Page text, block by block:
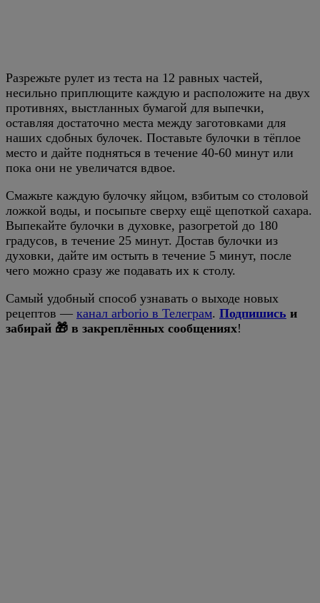
Разрежьте рулет из теста на 12 равных частей,
несильно приплющите каждую и расположите на двух
противнях, выстланных бумагой для выпечки,
оставляя достаточно места между заготовками для
наших сдобных булочек. Поставьте булочки в тёплое
место и дайте подняться в течение 40-60 минут или
пока они не увеличатся вдвое.
Смажьте каждую булочку яйцом, взбитым со столовой
ложкой воды, и посыпьте сверху ещё щепоткой сахара.
Выпекайте булочки в духовке, разогретой до 180
градусов, в течение 25 минут. Достав булочки из
духовки, дайте им остыть в течение 5 минут, после
чего можно сразу же подавать их к столу.
Самый удобный способ узнавать о выходе новых
рецептов — канал arborio в Телеграм. Подпишись и
забирай 🎁 в закреплённых сообщениях!